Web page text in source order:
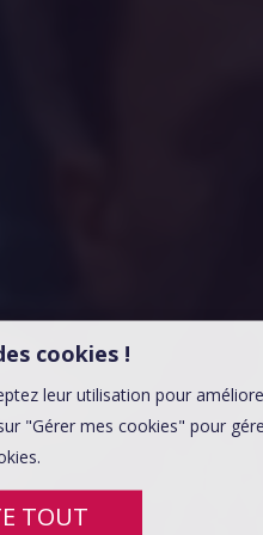
cookies !
leur utilisation pour
"Gérer mes cookies" pour
TOUT